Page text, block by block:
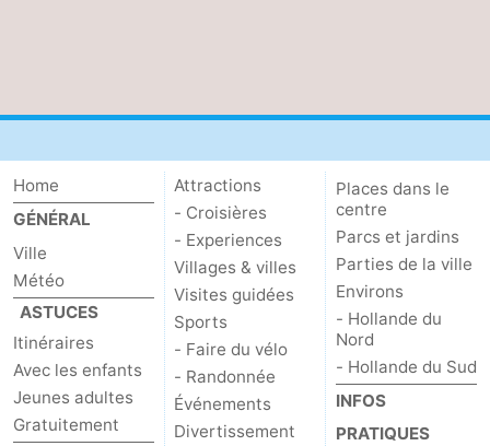
Home
GÉNÉRAL
Ville
Météo
ASTUCES
Itinéraires
Avec les enfants
Jeunes adultes
Gratuitement
Attractions
- Croisières
- Experiences
Villages & villes
Visites guidées
Sports
- Faire du vélo
- Randonnée
Événements
Divertissement
Places dans le
centre
Parcs et jardins
Parties de la ville
Environs
- Hollande du
Nord
- Hollande du Sud
INFOS
PRATIQUES